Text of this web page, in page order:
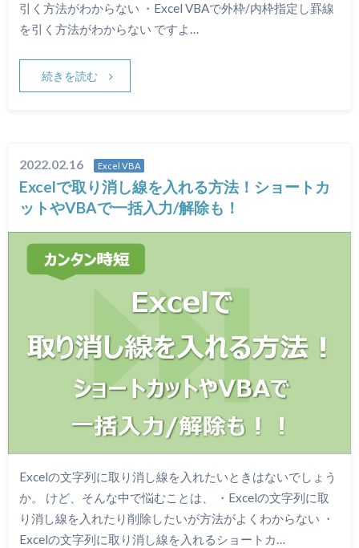
引く方法がわからない ・Excel VBAで外枠/内枠指定し罫線
を引く方法がわからない ですよ…
続きを読む
2022.02.16 Excel VBA
Excelで取り消し線を入れる方法！ショートカ
ットやVBAで一括入力/解除も！
Excelの文字列に取り消し線を入れたいときはないでしょう
か。 けど、そんな中で悩むことは、 ・Excelの文字列に取
り消し線を入れたり削除したいが方法がよくわからない ・
Excelの文字列に取り消し線を入れるショートカ…